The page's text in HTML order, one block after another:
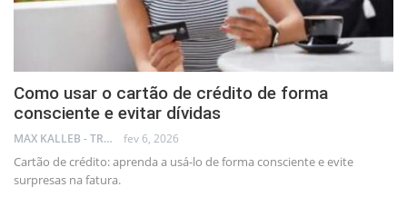
Como usar o cartão de crédito de forma
consciente e evitar dívidas
MAX KALLEB - TRADER fev 6, 2026
Cartão de crédito: aprenda a usá-lo de forma consciente e evite
surpresas na fatura.